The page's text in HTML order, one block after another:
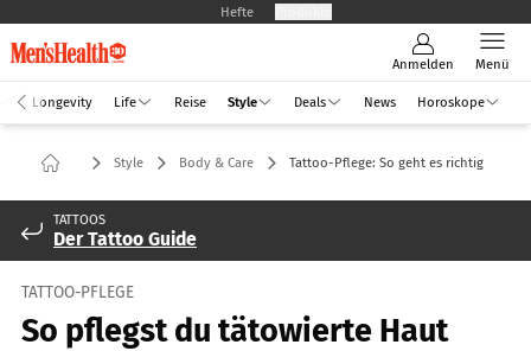
Hefte
Anmelden Menü
Longevity Life Reise Style Deals News Horoskope
Style Body & Care Tattoo-Pflege: So geht es richtig
TATTOOS
Der Tattoo Guide
TATTOO-PFLEGE
So pflegst du tätowierte Haut